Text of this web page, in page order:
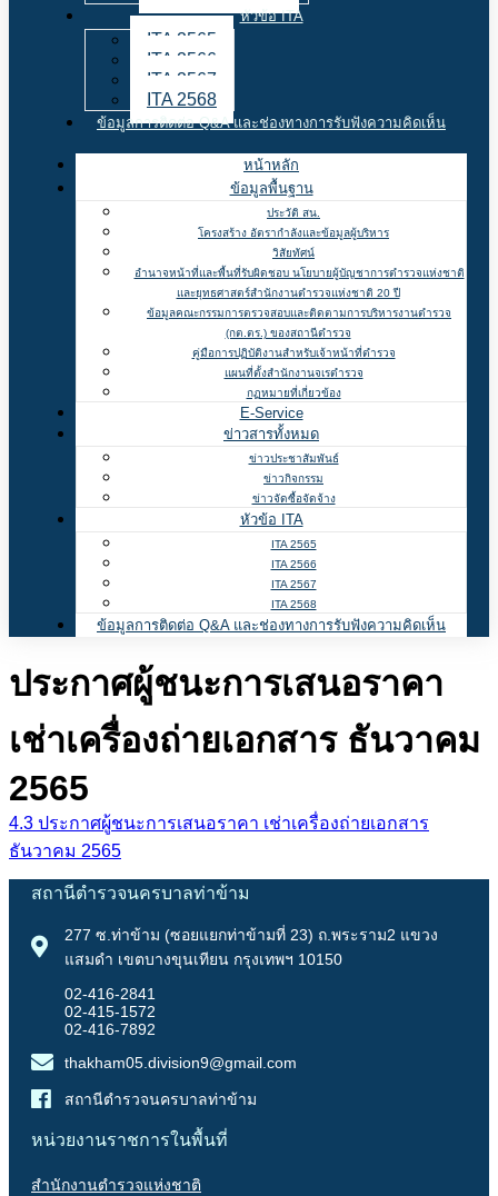
หัวข้อ ITA
ITA 2565
ITA 2566
ITA 2567
ITA 2568
ข้อมูลการติดต่อ Q&A และช่องทางการรับฟังความคิดเห็น
หน้าหลัก
ข้อมูลพื้นฐาน
ประวัติ สน.
โครงสร้าง อัตรากำลังและข้อมูลผู้บริหาร
วิสัยทัศน์
อำนาจหน้าที่และพื้นที่รับผิดชอบ นโยบายผู้บัญชาการตำรวจแห่งชาติ
และยุทธศาสตร์สำนักงานตำรวจแห่งชาติ 20 ปี
ข้อมูลคณะกรรมการตรวจสอบและติดตามการบริหารงานตำรวจ
(กต.ตร.) ของสถานีตำรวจ
คู่มือการปฏิบัติงานสำหรับเจ้าหน้าที่ตำรวจ
แผนที่ตั้งสำนักงานจเรตำรวจ
กฏหมายที่เกี่ยวข้อง
E-Service
ข่าวสารทั้งหมด
ข่าวประชาสัมพันธ์
ข่าวกิจกรรม
ข่าวจัดซื้อจัดจ้าง
หัวข้อ ITA
ITA 2565
ITA 2566
ITA 2567
ITA 2568
ข้อมูลการติดต่อ Q&A และช่องทางการรับฟังความคิดเห็น
ประกาศผู้ชนะการเสนอราคา
เช่าเครื่องถ่ายเอกสาร ธันวาคม
2565
4.3 ประกาศผู้ชนะการเสนอราคา เช่าเครื่องถ่ายเอกสาร
ธันวาคม 2565
สถานีตำรวจนครบาลท่าข้าม
277 ซ.ท่าข้าม (ซอยแยกท่าข้ามที่ 23) ถ.พระราม2 แขวง
แสมดำ เขตบางขุนเทียน กรุงเทพฯ 10150
02-416-2841
02-415-1572
02-416-7892
thakham05.division9@gmail.com
สถานีตำรวจนครบาลท่าข้าม
หน่วยงานราชการในพื้นที่
สำนักงานตำรวจแห่งชาติ